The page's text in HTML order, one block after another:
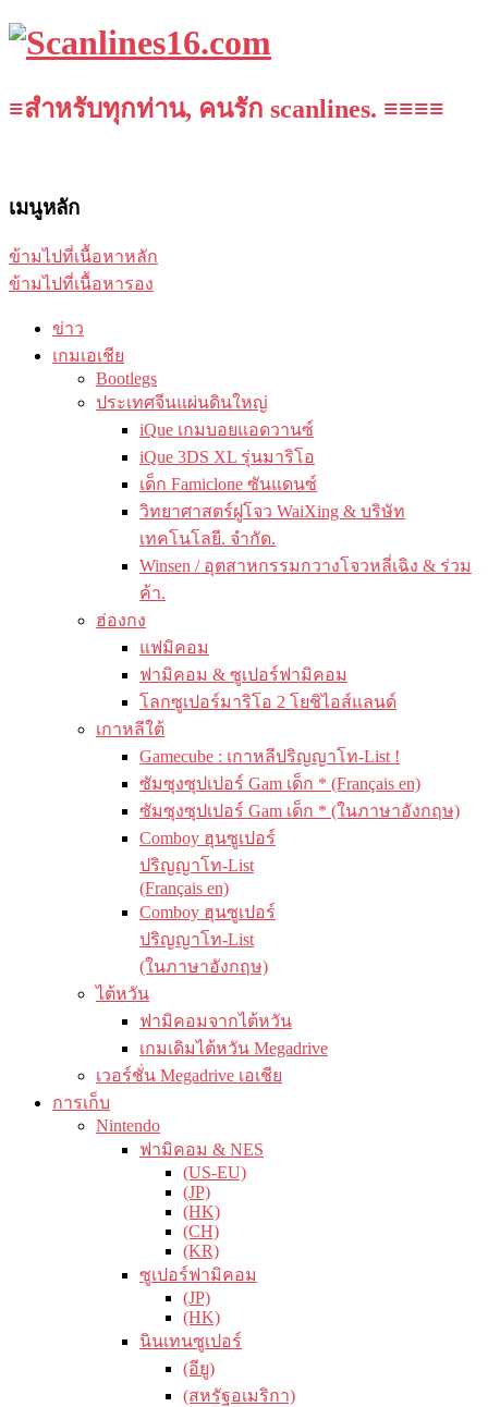
≡สำหรับทุกท่าน, คนรัก scanlines. ≡≡≡≡
เมนูหลัก
ข้ามไปที่เนื้อหาหลัก
ข้ามไปที่เนื้อหารอง
ข่าว
เกมเอเชีย
Bootlegs
ประเทศจีนแผ่นดินใหญ่
iQue เกมบอยแอดวานซ์
iQue 3DS XL รุ่นมาริโอ
เด็ก Famiclone ซันแดนซ์
วิทยาศาสตร์ฝูโจว WaiXing & บริษัท
เทคโนโลยี. จำกัด.
Winsen / อุตสาหกรรมกวางโจวหลี่เฉิง & ร่วม
ค้า.
ฮ่องกง
แฟมิคอม
ฟามิคอม & ซูเปอร์ฟามิคอม
โลกซูเปอร์มาริโอ 2 โยชิไอส์แลนด์
เกาหลีใต้
Gamecube : เกาหลีปริญญาโท-List !
ซัมซุงซุปเปอร์ Gam เด็ก * (Français en)
ซัมซุงซุปเปอร์ Gam เด็ก * (ในภาษาอังกฤษ)
Comboy ฮุนซูเปอร์
ปริญญาโท-List
(Français en)
Comboy ฮุนซูเปอร์
ปริญญาโท-List
(ในภาษาอังกฤษ)
ไต้หวัน
ฟามิคอมจากไต้หวัน
เกมเดิมไต้หวัน Megadrive
เวอร์ชั่น Megadrive เอเชีย
การเก็บ
Nintendo
ฟามิคอม & NES
(US-EU)
(JP)
(HK)
(CH)
(KR)
ซูเปอร์ฟามิคอม
(JP)
(HK)
นินเทนซูเปอร์
(อียู)
(สหรัฐอเมริกา)